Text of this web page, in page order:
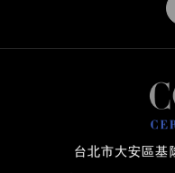
台北市大安區